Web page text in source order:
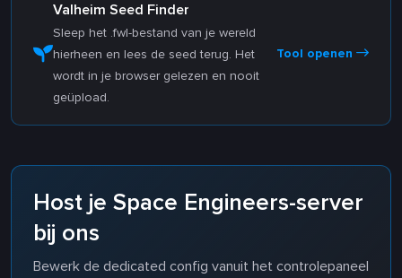
Valheim Seed Finder
Sleep het .fwl-bestand van je wereld
hierheen en lees de seed terug. Het
wordt in je browser gelezen en nooit
geüpload.
Tool openen
Host je Space Engineers-server
bij ons
Bewerk de dedicated config vanuit het controlepaneel